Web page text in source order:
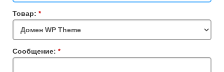
Товар:
поле
Сообщение:
поле